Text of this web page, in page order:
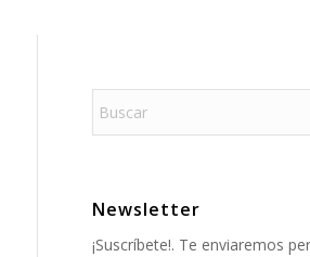
Newsletter
¡Suscríbete!. Te enviaremos